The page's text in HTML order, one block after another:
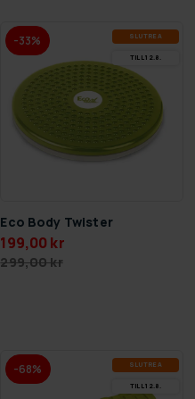
-33% SLUT­REA
TILL 12.8.
Eco Body Twister
199,00 kr
299,00 kr
-68% SLUT­REA
TILL 12.8.